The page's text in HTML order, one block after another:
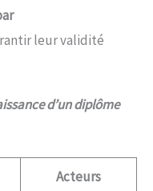
leur validité
d’un diplôme
Acteurs